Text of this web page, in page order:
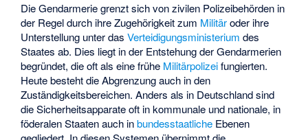
Die Gendarmerie grenzt sich von zivilen Polizeibehörden in
der Regel durch ihre Zugehörigkeit zum Militäroder ihre
Unterstellung unter dasVerteidigungsministerium des
Staates ab. Dies liegt in der Entstehung der Gendarmerien
begründet, die oft als eine frühe Militärpolizeifungierten.
Heute besteht die Abgrenzung auch in den
Zuständigkeitsbereichen. Anders als in Deutschland sind
die Sicherheitsapparate oft in kommunale und nationale, in
föderalen Staaten auch inbundesstaatliche Ebenen